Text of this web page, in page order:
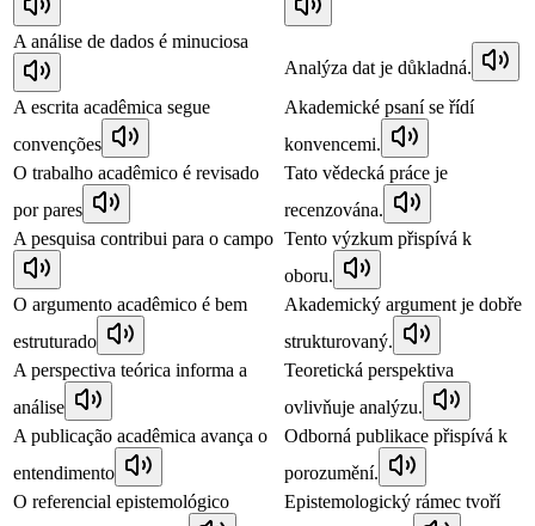
A análise de dados é minuciosa
Analýza dat je důkladná.
A escrita acadêmica segue
convenções
Akademické psaní se řídí
konvencemi.
O trabalho acadêmico é revisado
por pares
Tato vědecká práce je
recenzována.
A pesquisa contribui para o campo Tento výzkum přispívá k
oboru.
O argumento acadêmico é bem
estruturado
Akademický argument je dobře
strukturovaný.
A perspectiva teórica informa a
análise
Teoretická perspektiva
ovlivňuje analýzu.
A publicação acadêmica avança o
entendimento
Odborná publikace přispívá k
porozumění.
O referencial epistemológico
Epistemologický rámec tvoří